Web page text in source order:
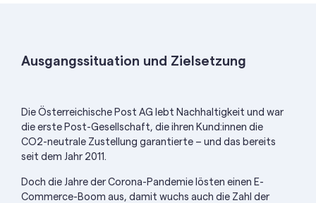
Ausgangssituation und Zielsetzung
Die Österreichische Post AG lebt Nachhaltigkeit und war
die erste Post-Gesellschaft, die ihren Kund:innen die
CO2-neutrale Zustellung garantierte – und das bereits
seit dem Jahr 2011.
Doch die Jahre der Corona-Pandemie lösten einen E-
Commerce-Boom aus, damit wuchs auch die Zahl der